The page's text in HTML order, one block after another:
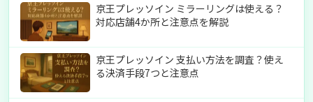
京王プレッソイン ミラーリングは使える？
対応店舗4か所と注意点を解説
京王プレッソイン 支払い方法を調査？使え
る決済手段7つと注意点